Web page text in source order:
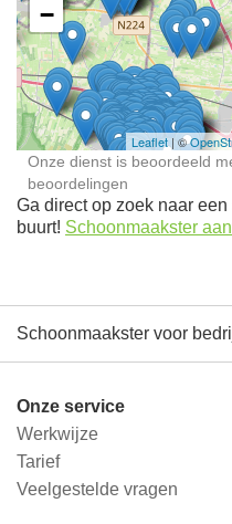
Ontdek meer
jou in de
−
Leaflet | ©
Onze dienst is beoordeeld
beoordelingen
Ga direct op zoek naar
buurt! Schoonmaakster
Schoonmaakster voor
Onze service
Werkwijze
Tarief
Veelgestelde vragen